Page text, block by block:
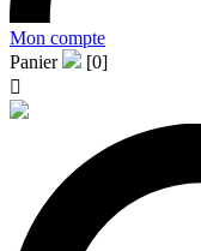
Mon compte
Panier
[0]
